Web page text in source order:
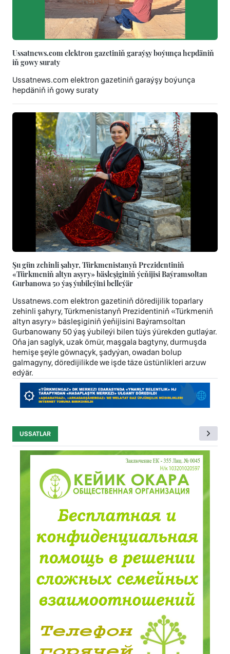
Ussatnews.com elektron gazetiniň garaýşy boýunça hepdäniň
iň gowy suraty
Ussatnews.com elektron gazetiniň garaýşy boýunça
hepdäniň iň gowy suraty
Şu gün zehinli şahyr, Türkmenistanyň Prezidentiniň
«Türkmeniň altyn asyry» bäsleşiginiň ýeňijisi Baýramsoltan
Gurbanowa 50 ýaş ýubileýini belleýär
Ussatnews.com elektron gazetiniň döredijilik toparlary
zehinli şahyry, Türkmenistanyň Prezidentiniň «Türkmeniň
altyn asyry» bäsleşiginiň ýeňijisini Baýramsoltan
Gurbanowany 50 ýaş ýubileýi bilen tüýs ýürekden gutlaýar.
Oňa jan saglyk, uzak ömür, maşgala bagtyny, durmuşda
hemişe şeýle göwnaçyk, şadyýan, owadan bolup
galmagyny, döredijilikde we işde täze üstünlikleri arzuw
edýär.
USSATLAR